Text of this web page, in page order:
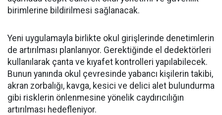
birimlerine bildirilmesi sağlanacak.
Yeni uygulamayla birlikte okul girişlerinde denetimlerin
de artırılması planlanıyor. Gerektiğinde el dedektörleri
kullanılarak çanta ve kıyafet kontrolleri yapılabilecek.
Bunun yanında okul çevresinde yabancı kişilerin takibi,
akran zorbalığı, kavga, kesici ve delici alet bulundurma
gibi risklerin önlenmesine yönelik caydırıcılığın
artırılması hedefleniyor.